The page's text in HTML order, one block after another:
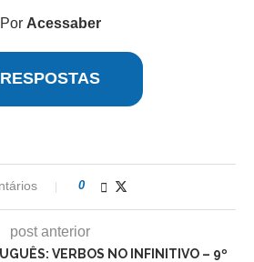
Por Acessaber
RESPOSTAS
0
post anterior
VERBOS NO INFINITIVO – 9º